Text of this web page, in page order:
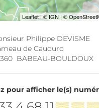
Philippe DEVISME
de Cauduro
BABEAU-BOULDOUX
pour afficher le(s)